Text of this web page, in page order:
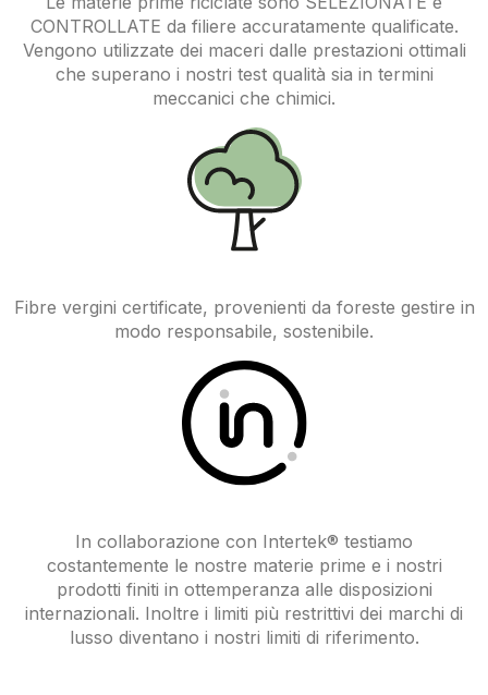
CONTROLLATE da filiere accuratamente qualificate.
Vengono utilizzate dei maceri dalle prestazioni ottimali
che superano i nostri test qualità sia in termini
meccanici che chimici.
Fibre vergini certificate, provenienti da foreste gestire in
modo responsabile, sostenibile.
In collaborazione con Intertek® testiamo
costantemente le nostre materie prime e i nostri
prodotti finiti in ottemperanza alle disposizioni
internazionali. Inoltre i limiti più restrittivi dei marchi di
lusso diventano i nostri limiti di riferimento.